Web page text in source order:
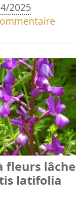
2025
fleurs
latifolia